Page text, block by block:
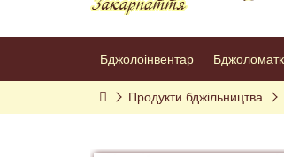
Бджолоінвентар
Продукти бджільництва